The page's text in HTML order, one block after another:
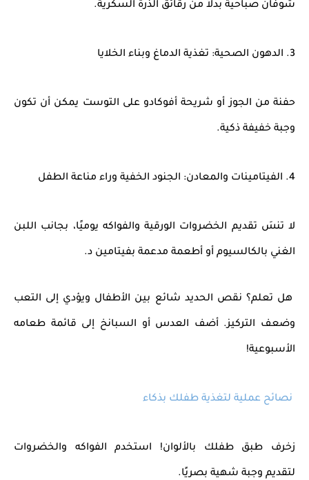
شوفان صباحية بدلاً من رقائق الذرة السكرية.
3. الدهون الصحية: تغذية الدماغ وبناء الخلايا
حفنة من الجوز أو شريحة أفوكادو على التوست يمكن أن تكون
وجبة خفيفة ذكية.
4. الفيتامينات والمعادن: الجنود الخفية وراء مناعة الطفل
لا تنسَ تقديم الخضروات الورقية والفواكه يوميًا، بجانب اللبن
الغني بالكالسيوم أو أطعمة مدعمة بفيتامين د.
هل تعلم؟ نقص الحديد شائع بين الأطفال ويؤدي إلى التعب
وضعف التركيز. أضف العدس أو السبانخ إلى قائمة طعامه
الأسبوعية!
نصائح عملية لتغذية طفلك بذكاء
زخرف طبق طفلك بالألوان! استخدم الفواكه والخضروات
لتقديم وجبة شهية بصريًا.